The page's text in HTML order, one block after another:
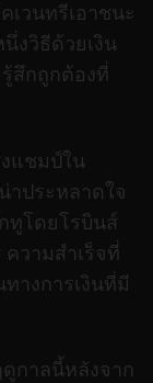
เวนทรีเอาชนะ
งวิธีด้วยเงิน
สึกถูกต้องที่
แชมป์ใน
าประหลาดใจ
ทูโดยโรบินส์
วามสำเร็จที่
างการเงินที่มี
กาลนี้หลังจาก